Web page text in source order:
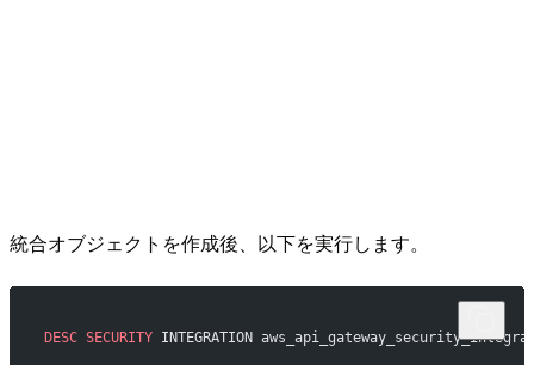
統合オブジェクトを作成後、以下を実行します。
DESC SECURITY INTEGRATION